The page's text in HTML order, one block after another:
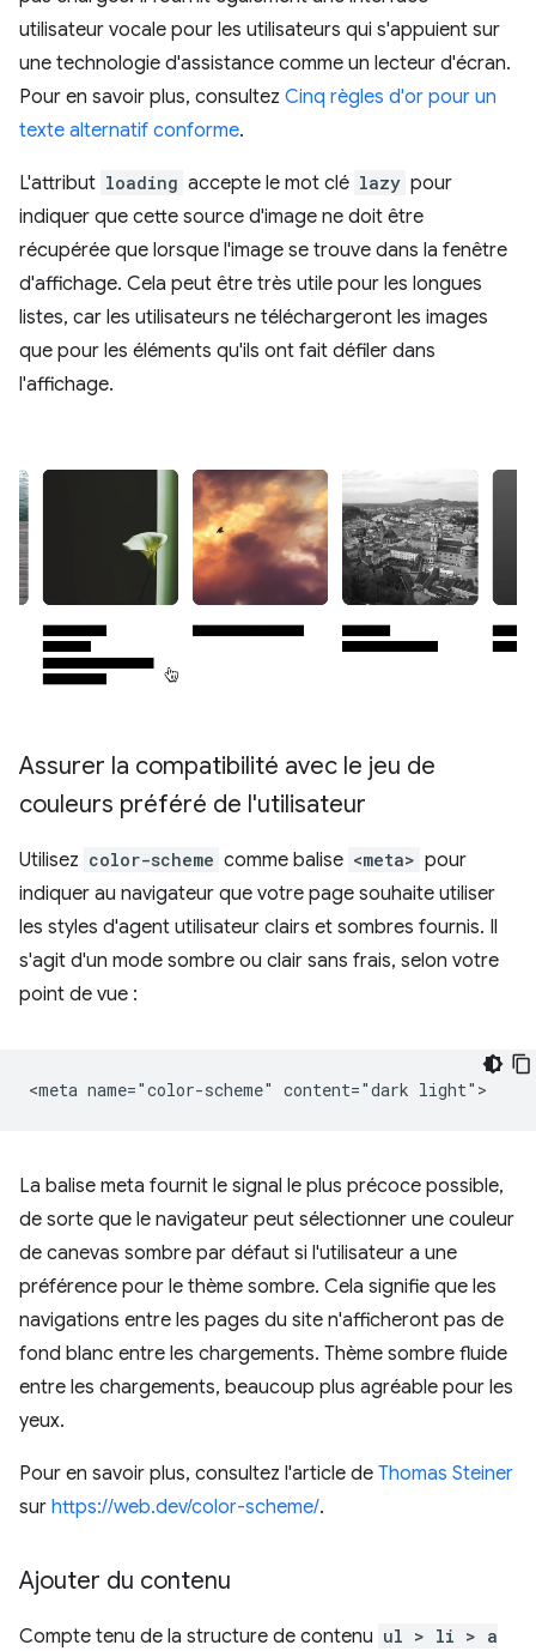
utilisateur vocale pour les utilisateurs qui s'appuient sur
une technologie d'assistance comme un lecteur d'écran.
Pour en savoir plus, consultez Cinq règles d'or pour un
texte alternatif conforme.
L'attribut loading accepte le mot clé lazy pour
indiquer que cette source d'image ne doit être
récupérée que lorsque l'image se trouve dans la fenêtre
d'affichage. Cela peut être très utile pour les longues
listes, car les utilisateurs ne téléchargeront les images
que pour les éléments qu'ils ont fait défiler dans
l'affichage.
Assurer la compatibilité avec le jeu de
couleurs préféré de l'utilisateur
Utilisez color-scheme comme balise <meta> pour
indiquer au navigateur que votre page souhaite utiliser
les styles d'agent utilisateur clairs et sombres fournis. Il
s'agit d'un mode sombre ou clair sans frais, selon votre
point de vue :
La balise meta fournit le signal le plus précoce possible,
de sorte que le navigateur peut sélectionner une couleur
de canevas sombre par défaut si l'utilisateur a une
préférence pour le thème sombre. Cela signifie que les
navigations entre les pages du site n'afficheront pas de
fond blanc entre les chargements. Thème sombre fluide
entre les chargements, beaucoup plus agréable pour les
yeux.
Pour en savoir plus, consultez l'article de Thomas Steiner
sur https://web.dev/color-scheme/.
Ajouter du contenu
Compte tenu de la structure de contenu ul > li > a